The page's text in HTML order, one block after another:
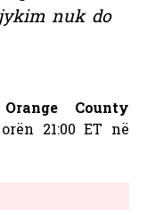
nuk do
County
21:00 ET në